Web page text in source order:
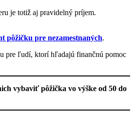
je totiž aj pravidelný príjem.
pôžičku pre nezamestnaných.
pre ľudí, ktorí hľadajú finančnú pomoc
vybaviť pôžička vo výške od 50 do